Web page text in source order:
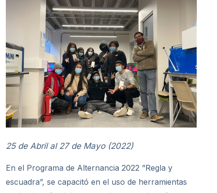
25 de Abril al 27 de Mayo (2022)
En el Programa de Alternancia 2022 ”Regla y
escuadra”, se capacitó en el uso de herramientas